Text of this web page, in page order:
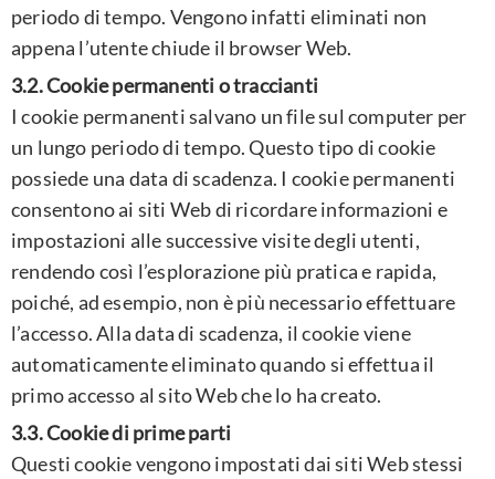
periodo di tempo. Vengono infatti eliminati non
appena l’utente chiude il browser Web.
3.2. Cookie permanenti o traccianti
I cookie permanenti salvano un file sul computer per
un lungo periodo di tempo. Questo tipo di cookie
possiede una data di scadenza. I cookie permanenti
consentono ai siti Web di ricordare informazioni e
impostazioni alle successive visite degli utenti,
rendendo così l’esplorazione più pratica e rapida,
poiché, ad esempio, non è più necessario effettuare
l’accesso. Alla data di scadenza, il cookie viene
automaticamente eliminato quando si effettua il
primo accesso al sito Web che lo ha creato.
3.3. Cookie di prime parti
Questi cookie vengono impostati dai siti Web stessi